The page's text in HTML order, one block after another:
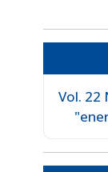
Vol. 22